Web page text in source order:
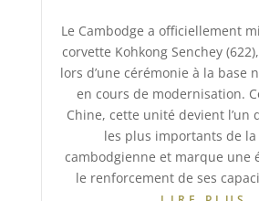
Le Cambodge a officiellement
corvette Kohkong Senchey
lors d’une cérémonie à la base
en cours de modernisation.
Chine, cette unité devient l’un
les plus importants de
cambodgienne et marque une
le renforcement de ses